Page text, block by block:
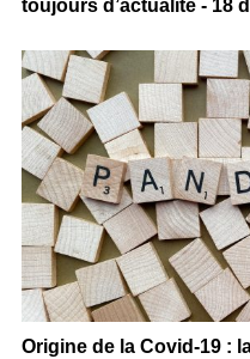
toujours d’actualité - 18
Origine de la Covid-19 :